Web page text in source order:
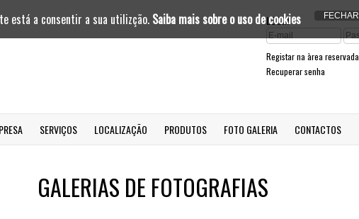
LOGIN
Registar na àrea reservada
Recuperar senha
SERVIÇOS LOCALIZAÇÃO PRODUTOS FOTO GALERIA CONTACTOS
GALERIAS DE FOTOGRAFIAS
está a consentir a sua utilizção. Saiba mais sobre o uso de cookies